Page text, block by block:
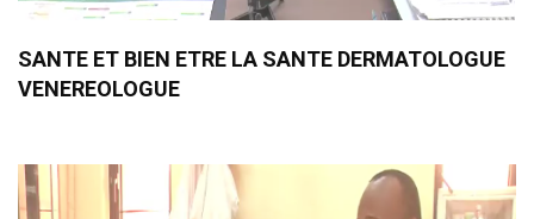
SANTE ET BIEN ETRE LA SANTE DERMATOLOGUE
VENEREOLOGUE